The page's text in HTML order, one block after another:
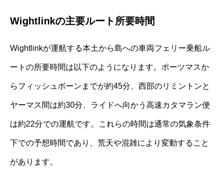
Wightlinkの主要ルート所要時間
Wightlinkが運航する本土から島への車両フェリー乗船ル
ートの所要時間は以下のようになります。ポーツマスか
らフィッシュボーンまでが約45分、西部のリミントンと
ヤーマス間は約30分、ライドへ向かう高速カタマラン便
は約22分での運航です。これらの時間は通常の気象条件
下での予想時間であり、荒天や混雑により変動すること
があります。